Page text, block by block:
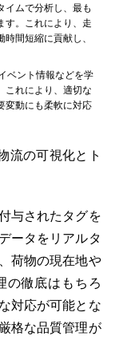
イムで分析し、最も
す。これにより、走
間短縮に貢献し、
ベント情報などを学
これにより、適切な
変動にも柔軟に対応
流の可視化とト
与されたタグを
ータをリアルタ
荷物の現在地や
の徹底はもちろ
対応が可能とな
格な品質管理が